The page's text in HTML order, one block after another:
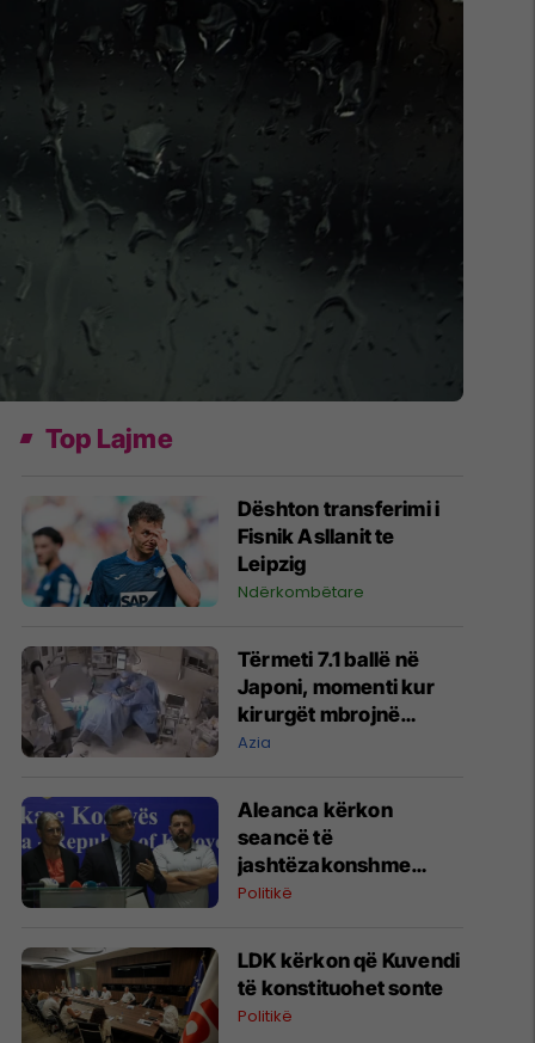
Top Lajme
Dështon transferimi i
Fisnik Asllanit te
Leipzig
Ndërkombëtare
Tërmeti 7.1 ballë në
Japoni, momenti kur
kirurgët mbrojnë
pacientin me trupat e
Azia
Aleanca kërkon
seancë të
jashtëzakonshme
sonte për konstituimin
Politikë
LDK kërkon që Kuvendi
të konstituohet sonte
Politikë